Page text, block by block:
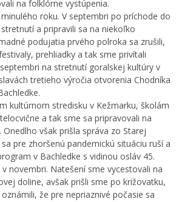
na folklórne vystúpenia.
roku. V septembri po príchode do
a pripravili sa na niekoľko
podujatia prvého polroka sa zrušili,
prehliadky a tak sme privítali
na stretnutí goralskej kultúry v
tretieho výročia otvorenia Chodníka
kultúrnom stredisku v Kežmarku, školám
a tak sme sa pripravovali na
však prišla správa zo Starej
pre zhoršenú pandemickú situáciu ruší a
v Bachledke s vidinou osláv 45.
novembri. Natešení sme vycestovali na
doline, avšak prišli sme po križovatku,
že pre nepriaznivé počasie sa